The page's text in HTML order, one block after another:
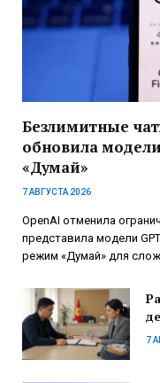
Безлимитные
обновила
«Думай»
7 АВГУСТА 2026
OpenAI отменила
представила модели
режим «Думай» для
7